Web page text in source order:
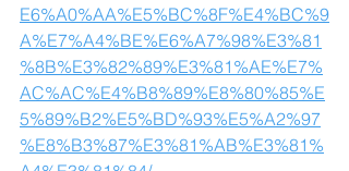
E6%A0%AA%E5%BC%8F%E4%BC%9
A%E7%A4%BE%E6%A7%98%E3%81
%8B%E3%82%89%E3%81%AE%E7%
AC%AC%E4%B8%89%E8%80%85%E
5%89%B2%E5%BD%93%E5%A2%97
%E8%B3%87%E3%81%AB%E3%81%